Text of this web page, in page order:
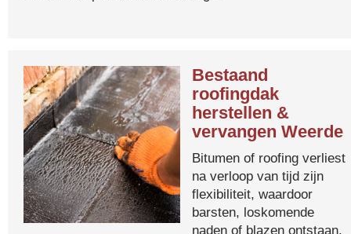
Bestaand
roofingdak
herstellen &
vervangen Weerde
Bitumen of roofing verliest
na verloop van tijd zijn
flexibiliteit, waardoor
barsten, loskomende
naden of blazen ontstaan.